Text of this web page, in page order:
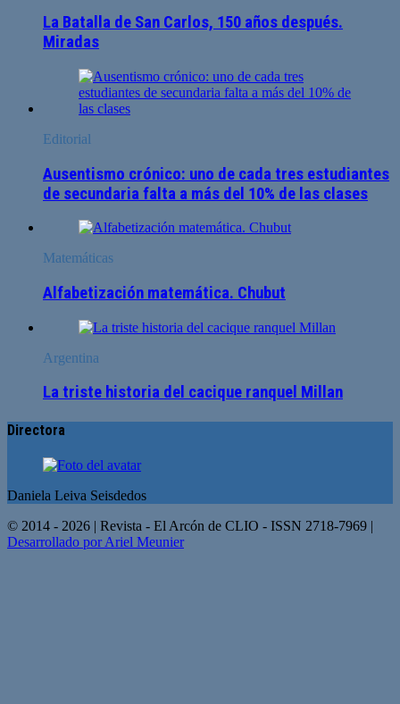
La Batalla de San Carlos, 150 años después.
Miradas
Editorial
Ausentismo crónico: uno de cada tres estudiantes
de secundaria falta a más del 10% de las clases
Matemáticas
Alfabetización matemática. Chubut
Argentina
La triste historia del cacique ranquel Millan
Directora
Daniela Leiva Seisdedos
© 2014 - 2026 | Revista - El Arcón de CLIO - ISSN 2718-7969 |
Desarrollado por Ariel Meunier